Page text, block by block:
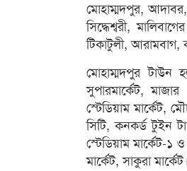
মোহাম্মদপুর,
সিদ্ধেশ্বরী,
টিকাটুলী, আরামবাগ,
মোহাম্মদপুর টাউন
সুপারমার্কেট,
স্টেডিয়াম মার্কেট,
সিটি, কনকর্ড টুইন
স্টেডিয়াম মার্কেট-১
মার্কেট, সাকুরা মার্কেট।